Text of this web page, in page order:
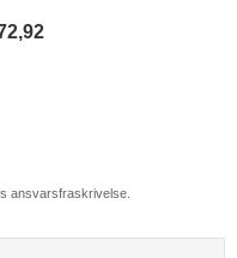
ansvarsfraskrivelse.